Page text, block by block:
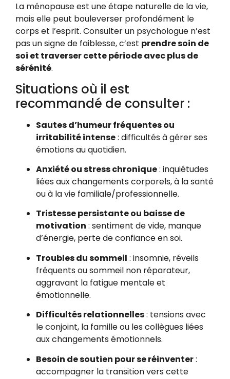
La ménopause est une étape naturelle de la vie,
mais elle peut bouleverser profondément le
corps et l’esprit. Consulter un psychologue n’est
pas un signe de faiblesse, c’est prendre soin de
soi et traverser cette période avec plus de
sérénité.
Situations où il est
recommandé de consulter :
Sautes d’humeur fréquentes ou
irritabilité intense: difficultés à gérer ses
émotions au quotidien.
Anxiété ou stress chronique: inquiétudes
liées aux changements corporels, à la santé
ou à la vie familiale/professionnelle.
Tristesse persistante ou baisse de
motivation : sentiment de vide, manque
d’énergie, perte de confiance en soi.
Troubles du sommeil : insomnie, réveils
fréquents ou sommeil non réparateur,
aggravant la fatigue mentale et
émotionnelle.
Difficultés relationnelles: tensions avec
le conjoint, la famille ou les collègues liées
aux changements émotionnels.
Besoin de soutien pour se réinventer:
accompagner la transition vers cette